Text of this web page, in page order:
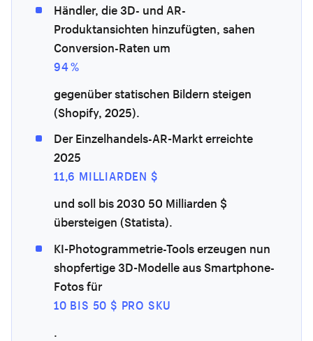
Händler, die 3D- und AR-
Produktansichten hinzufügten, sahen
Conversion-Raten um
94 %
gegenüber statischen Bildern steigen
(Shopify, 2025).
Der Einzelhandels-AR-Markt erreichte
2025
11,6 MILLIARDEN $
und soll bis 2030 50 Milliarden $
übersteigen (Statista).
KI-Photogrammetrie-Tools erzeugen nun
shopfertige 3D-Modelle aus Smartphone-
Fotos für
10 BIS 50 $ PRO SKU
.